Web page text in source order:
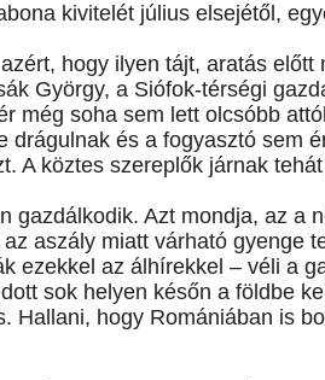
kivitelét július elsejétől,
hogy ilyen tájt, aratás előtt
György, a Siófok-térségi
még soha sem lett olcsóbb
drágulnak és a fogyasztó sem
A köztes szereplők járnak
gazdálkodik. Azt mondja, az a
aszály miatt várható gyenge
ezekkel az álhírekkel – véli a
sok helyen későn a földbe
Hallani, hogy Romániában is